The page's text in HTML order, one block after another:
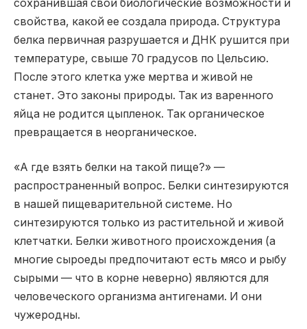
сохранившая свои биологические возможности и
свойства, какой ее создала природа. Структура
белка первичная разрушается и ДНК рушится при
температуре, свыше 70 градусов по Цельсию.
После этого клетка уже мертва и живой не
станет. Это законы природы. Так из варенного
яйца не родится цыпленок. Так органическое
превращается в неорганическое.
«А где взять белки на такой пище?» —
распространенный вопрос. Белки синтезируются
в нашей пищеварительной системе. Но
синтезируются только из растительной и живой
клетчатки. Белки животного происхождения (а
многие сыроеды предпочитают есть мясо и рыбу
сырыми — что в корне неверно) являются для
человеческого организма антигенами. И они
чужеродны.